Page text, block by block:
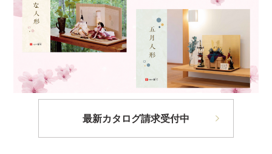
最新カタログ請求受付中